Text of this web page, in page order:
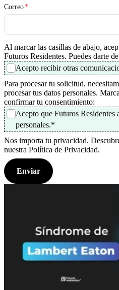
Correo *
Al marcar las casillas de abajo,
Futuros Residentes. Puedes darte
Acepto recibir otras
Para procesar tu solicitud,
procesar tus datos personales.
confirmar tu consentimiento:
Acepto que Futuros Residentes
personales.*
Nos importa tu privacidad.
nuestra Política de Privacidad.